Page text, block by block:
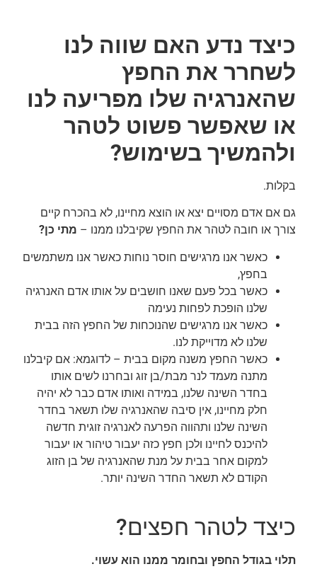
כיצד נדע האם שווה לנו
לשחרר את החפץ
שהאנרגיה שלו מפריעה לנו
או שאפשר פשוט לטהר
ולהמשיך בשימוש?
בקלות.
גם אם אדם מסויים יצא או הוצא מחיינו, לא בהכרח קיים
צורך או חובה לטהר את החפץ שקיבלנו ממנו – מתי כן?
כאשר אנו מרגישים חוסר נוחות כאשר אנו משתמשים
בחפץ,
כאשר בכל פעם שאנו חושבים על אותו אדם האנרגיה
שלנו הופכת לפחות נעימה
כאשר אנו מרגישים שהנוכחות של החפץ הזה בבית
שלנו לא מדוייקת לנו.
כאשר החפץ משנה מקום בבית – לדוגמא: אם קיבלנו
מתנה מעמד לנר מבת/בן זוג ובחרנו לשים אותו
בחדר השינה שלנו, במידה ואותו אדם כבר לא יהיה
חלק מחיינו, אין סיבה שהאנרגיה שלו תשאר בחדר
השינה שלנו ותהווה הפרעה לאנרגיה זוגית חדשה
להיכנס לחיינו ולכן חפץ כזה יעבור טיהור או יעבור
למקום אחר בבית על מנת שהאנרגיה של בן הזוג
הקודם לא תשאר החדר השינה יותר.
כיצד לטהר חפצים?
תלוי בגודל החפץ ובחומר ממנו הוא עשוי.